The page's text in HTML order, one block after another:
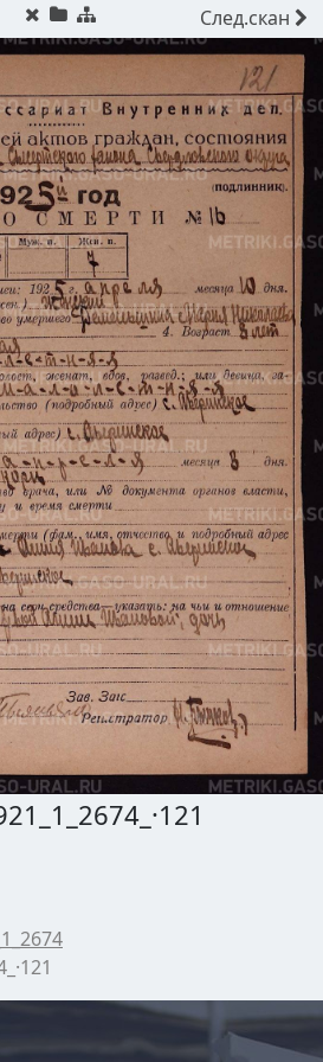
След.скан